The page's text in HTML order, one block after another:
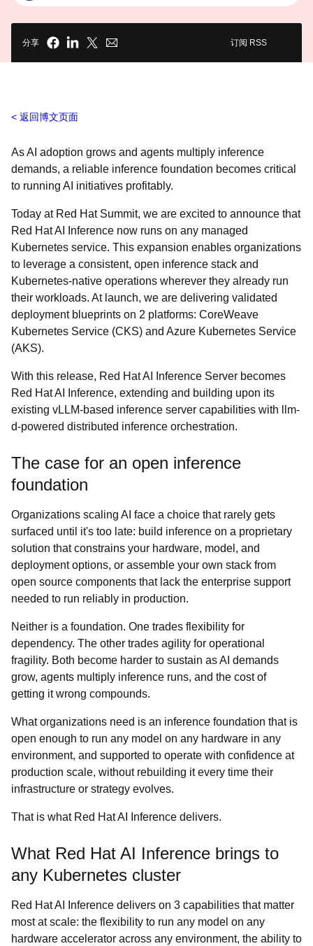
分享 订阅 RSS
返回博文页面
As AI adoption grows and agents multiply inference
demands, a reliable inference foundation becomes critical
to running AI initiatives profitably.
Today at Red Hat Summit, we are excited to announce that
Red Hat AI Inference now runs on any managed
Kubernetes service. This expansion enables organizations
to leverage a consistent, open inference stack and
Kubernetes-native operations wherever they already run
their workloads. At launch, we are delivering validated
deployment blueprints on 2 platforms: CoreWeave
Kubernetes Service (CKS) and Azure Kubernetes Service
(AKS).
With this release, Red Hat AI Inference Server becomes
Red Hat AI Inference, extending and building upon its
existing vLLM-based inference server capabilities with llm-
d-powered distributed inference orchestration.
The case for an open inference
foundation
Organizations scaling AI face a choice that rarely gets
surfaced until it's too late: build inference on a proprietary
solution that constrains your hardware, model, and
deployment options, or assemble your own stack from
open source components that lack the enterprise support
needed to run reliably in production.
Neither is a foundation. One trades flexibility for
dependency. The other trades agility for operational
fragility. Both become harder to sustain as AI demands
grow, agents multiply inference runs, and the cost of
getting it wrong compounds.
What organizations need is an inference foundation that is
open enough to run any model on any hardware in any
environment, and supported to operate with confidence at
production scale, without rebuilding it every time their
infrastructure or strategy evolves.
That is what Red Hat AI Inference delivers.
What Red Hat AI Inference brings to
any Kubernetes cluster
Red Hat AI Inference delivers on 3 capabilities that matter
most at scale: the flexibility to run any model on any
hardware accelerator across any environment, the ability to